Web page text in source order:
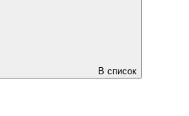
В список